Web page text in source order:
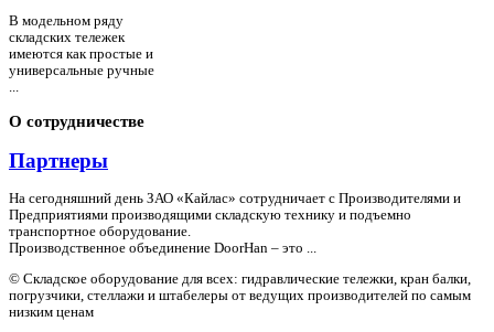
В модельном ряду
складских тележек
имеются как простые и
универсальные ручные
...
О сотрудничестве
Партнеры
На сегодняшний день ЗАО «Кайлас» сотрудничает с Производителями и
Предприятиями производящими складскую технику и подъемно
транспортное оборудование.
Производственное объединение DoorHan – это ...
© Складское оборудование для всех: гидравлические тележки, кран балки,
погрузчики, стеллажи и штабелеры от ведущих производителей по самым
низким ценам